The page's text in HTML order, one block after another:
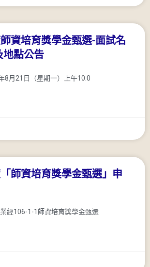
資培育獎學金甄選-面試名
地點公告
8月21日（星期一）上午10:0
師資培育獎學金甄選」申
經106-1-1師資培育獎學金甄選